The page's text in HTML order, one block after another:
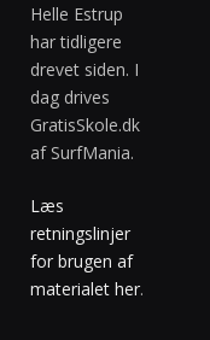
Helle Estrup
har tidligere
drevet siden. I
dag drives
GratisSkole.dk
af SurfMania.
Læs
retningslinjer
for brugen af
materialet her.